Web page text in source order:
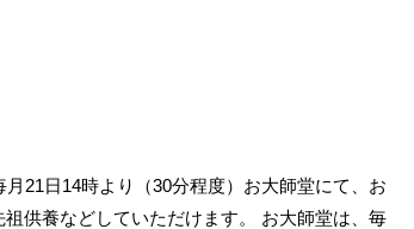
21日14時より（30分程度）お大師堂にて、お
供養などしていただけます。 お大師堂は、毎